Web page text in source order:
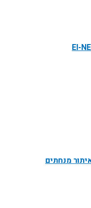
מנחתים